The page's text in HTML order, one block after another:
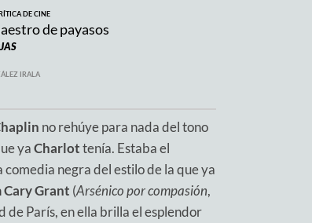
DE CINE
de payasos
IRALA
no rehúye para nada del tono
yaCharlottenía. Estaba el
negra del estilo de la que ya
Cary Grant (Arsénico por compasión,
París, en ella brilla el esplendor